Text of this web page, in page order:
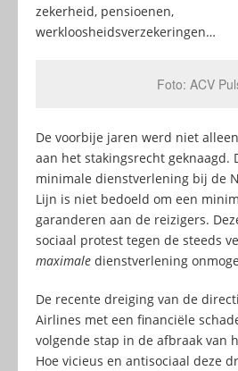
zekerheid, pensioenen,
werkloosheidsverzekeringen…
Foto: ACV
De voorbije jaren werd niet
aan het stakingsrecht geknaagd.
minimale dienstverlening bij de
Lijn is niet bedoeld om een
garanderen aan de reizigers.
sociaal protest tegen de steeds
maximale dienstverlening
De recente dreiging van de
Airlines met een financiële
volgende stap in de afbraak van
Hoe vicieus en antisociaal deze